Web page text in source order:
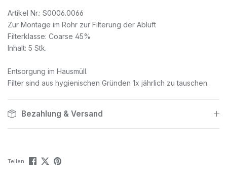
Artikel Nr.: S0006.0066
Zur Montage im Rohr zur Filterung der Abluft
Filterklasse: Coarse 45%
Inhalt: 5 Stk.
Entsorgung im Hausmüll.
Filter sind aus hygienischen Gründen 1x jährlich zu tauschen.
Bezahlung & Versand
Teilen